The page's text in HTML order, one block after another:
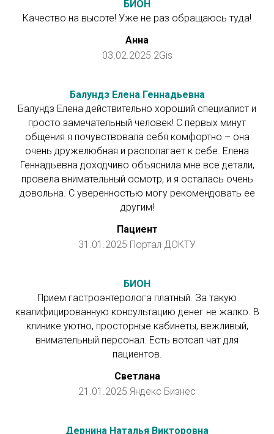
БИОН
Качество на высоте! Уже не раз обращаюсь туда!
Анна
03.02.2025 2Gis
Балундз Елена Геннадьевна
Балундз Елена действительно хороший специалист и
просто замечательный человек! С первых минут
общения я почувствовала себя комфортно – она
очень дружелюбная и располагает к себе. Елена
Геннадьевна доходчиво объяснила мне все детали,
провела внимательный осмотр, и я осталась очень
довольна. С уверенностью могу рекомендовать ее
другим!
Пациент
31.01.2025 Портал ДОКТУ
БИОН
Прием гастроэнтеролога платный. За такую
квалифицированную консультацию денег не жалко. В
клинике уютно, просторные кабинеты, вежливый,
внимательный персонал. Есть вотсап чат для
пациентов.
Светлана
21.01.2025 Яндекс Бизнес
Дернина Наталья Викторовна